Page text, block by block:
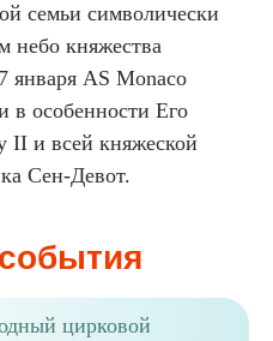
семьи символически
небо княжества
января AS Monaco
в особенности Его
II и всей княжеской
Сен-Девот.
цирковой